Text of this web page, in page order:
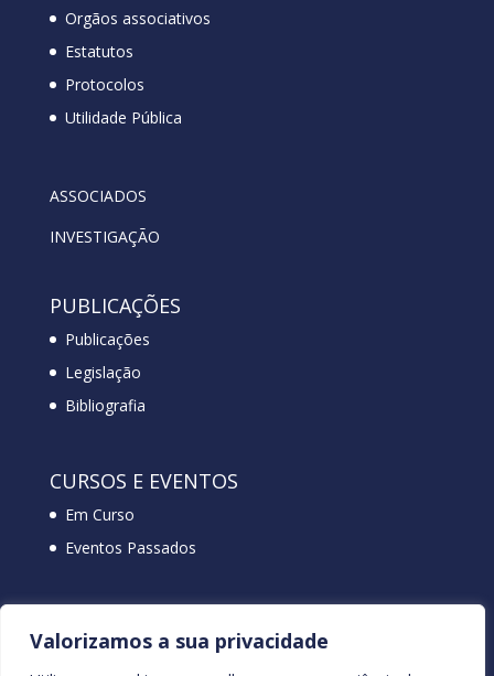
Valorizamos a sua privacidade
Orgãos associativos
Estatutos
Protocolos
Utilidade Pública
ASSOCIADOS
INVESTIGAÇÃO
PUBLICAÇÕES
Publicações
Legislação
Bibliografia
CURSOS E EVENTOS
Em Curso
Eventos Passados